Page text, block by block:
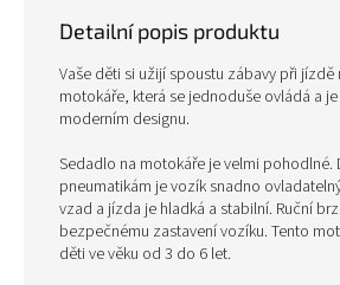
Detailní popis produktu
Vaše děti si užijí spoustu zábavy při
motokáře, která se jednoduše ovládá a
moderním designu.
Sedadlo na motokáře je velmi pohodlné.
pneumatikám je vozík snadno
vzad a jízda je hladká a stabilní. Ruční
bezpečnému zastavení vozíku. Tento
děti ve věku od 3 do 6 let.